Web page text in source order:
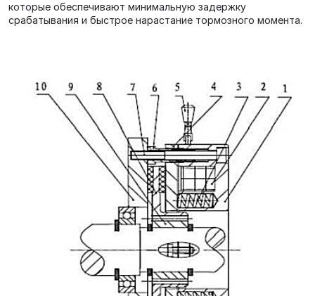
которые обеспечивают минимальную задержку
срабатывания и быстрое нарастание тормозного момента.